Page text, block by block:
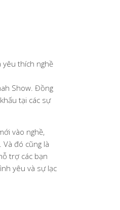
yêu thích nghề
Show. Đồng
tại các sự
vào nghề,
đó cũng là
trợ các bạn
yêu và sự lạc